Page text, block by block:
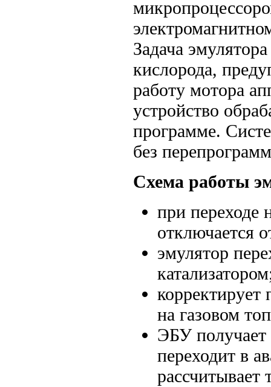
Задача
кислорода,
работу мотора
устройство
программе.
без
Схема работы
при переходе
отключается
эмулятор
на газовом
ЭБУ
переходит в